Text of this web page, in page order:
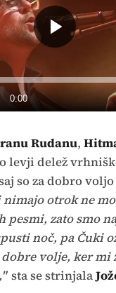
Duration
0:00
Rudanu,
levji delež
so za dobro
otrok ne
pesmi, zato smo
noč, pa Čuki
dobre volje, ker mi
sta se strinjala